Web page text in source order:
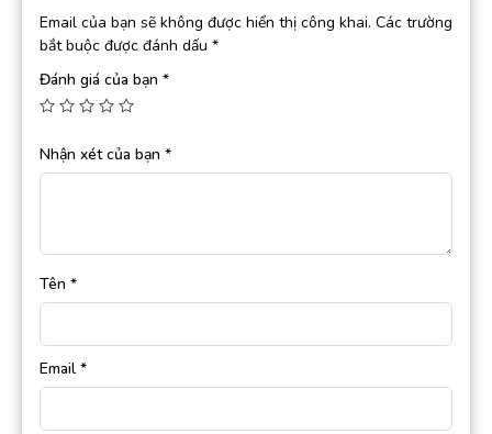
Email của bạn sẽ không được hiển thị công khai. Các trường
bắt buộc được đánh dấu *
Đánh giá của bạn *
Nhận xét của bạn *
Tên *
Email *